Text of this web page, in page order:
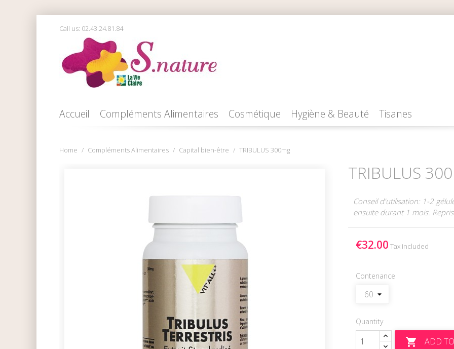
Call us: 02.43.24.81.84
Accueil Compléments Alimentaires Cosmétique Hygiène & Beauté Tisanes
Home Compléments Alimentaires Capital bien-être TRIBULUS 300mg
TRIBULUS
Conseil d'utilisation: 1-2
ensuite durant 1 mois.
€32.00 Tax included
Contenance
Quantity
 ADD